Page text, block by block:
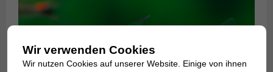
Wir verwenden Cookies
Wir nutzen Cookies auf unserer Website. Einige von ihnen